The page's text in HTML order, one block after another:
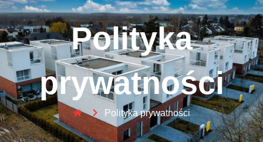
Polityka
prywatności
Polityka prywatności